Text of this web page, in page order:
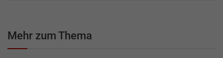
Mehr zum Thema